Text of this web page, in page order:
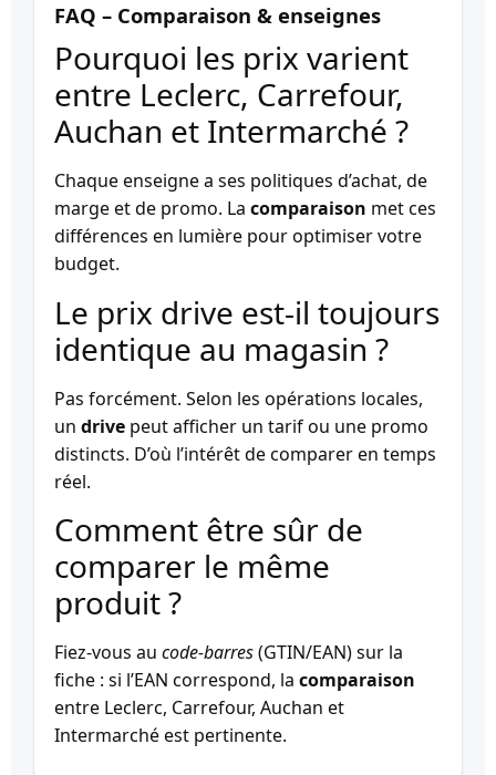
FAQ – Comparaison & enseignes
Pourquoi les prix varient
entre Leclerc, Carrefour,
Auchan et Intermarché ?
Chaque enseigne a ses politiques d’achat, de
marge et de promo. La comparaison met ces
différences en lumière pour optimiser votre
budget.
Le prix drive est-il toujours
identique au magasin ?
Pas forcément. Selon les opérations locales,
un drive peut afficher un tarif ou une promo
distincts. D’où l’intérêt de comparer en temps
réel.
Comment être sûr de
comparer le même
produit ?
Fiez-vous au code-barres(GTIN/EAN) sur la
fiche : si l’EAN correspond, la comparaison
entre Leclerc, Carrefour, Auchan et
Intermarché est pertinente.